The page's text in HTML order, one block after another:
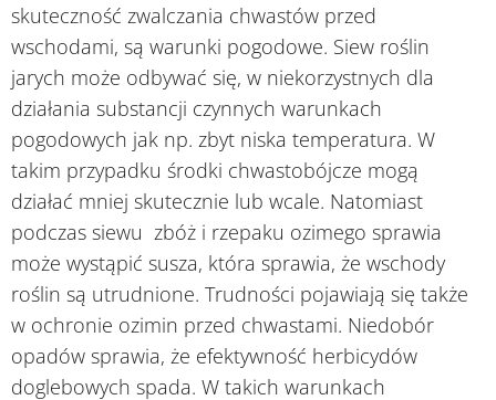
skuteczność zwalczania chwastów przed
wschodami, są warunki pogodowe. Siew roślin
jarych może odbywać się, w niekorzystnych dla
działania substancji czynnych warunkach
pogodowych jak np. zbyt niska temperatura. W
takim przypadku środki chwastobójcze mogą
działać mniej skutecznie lub wcale. Natomiast
podczas siewu zbóż i rzepaku ozimego sprawia
może wystąpić susza, która sprawia, że wschody
roślin są utrudnione. Trudności pojawiają się także
w ochronie ozimin przed chwastami. Niedobór
opadów sprawia, że efektywność herbicydów
doglebowych spada. W takich warunkach